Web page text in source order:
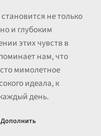
не только
и глубоким
этих чувств в
нам, что
мимолетное
идеала, к
день.
Дополнить